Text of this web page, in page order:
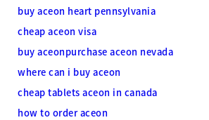
buy aceon heart pennsylvania
cheap aceon visa
buy aceonpurchase aceon nevada
where can i buy aceon
cheap tablets aceon in canada
how to order aceon